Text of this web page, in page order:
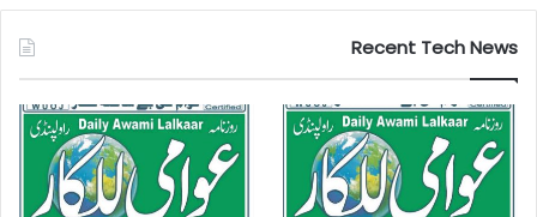
Recent Tech News